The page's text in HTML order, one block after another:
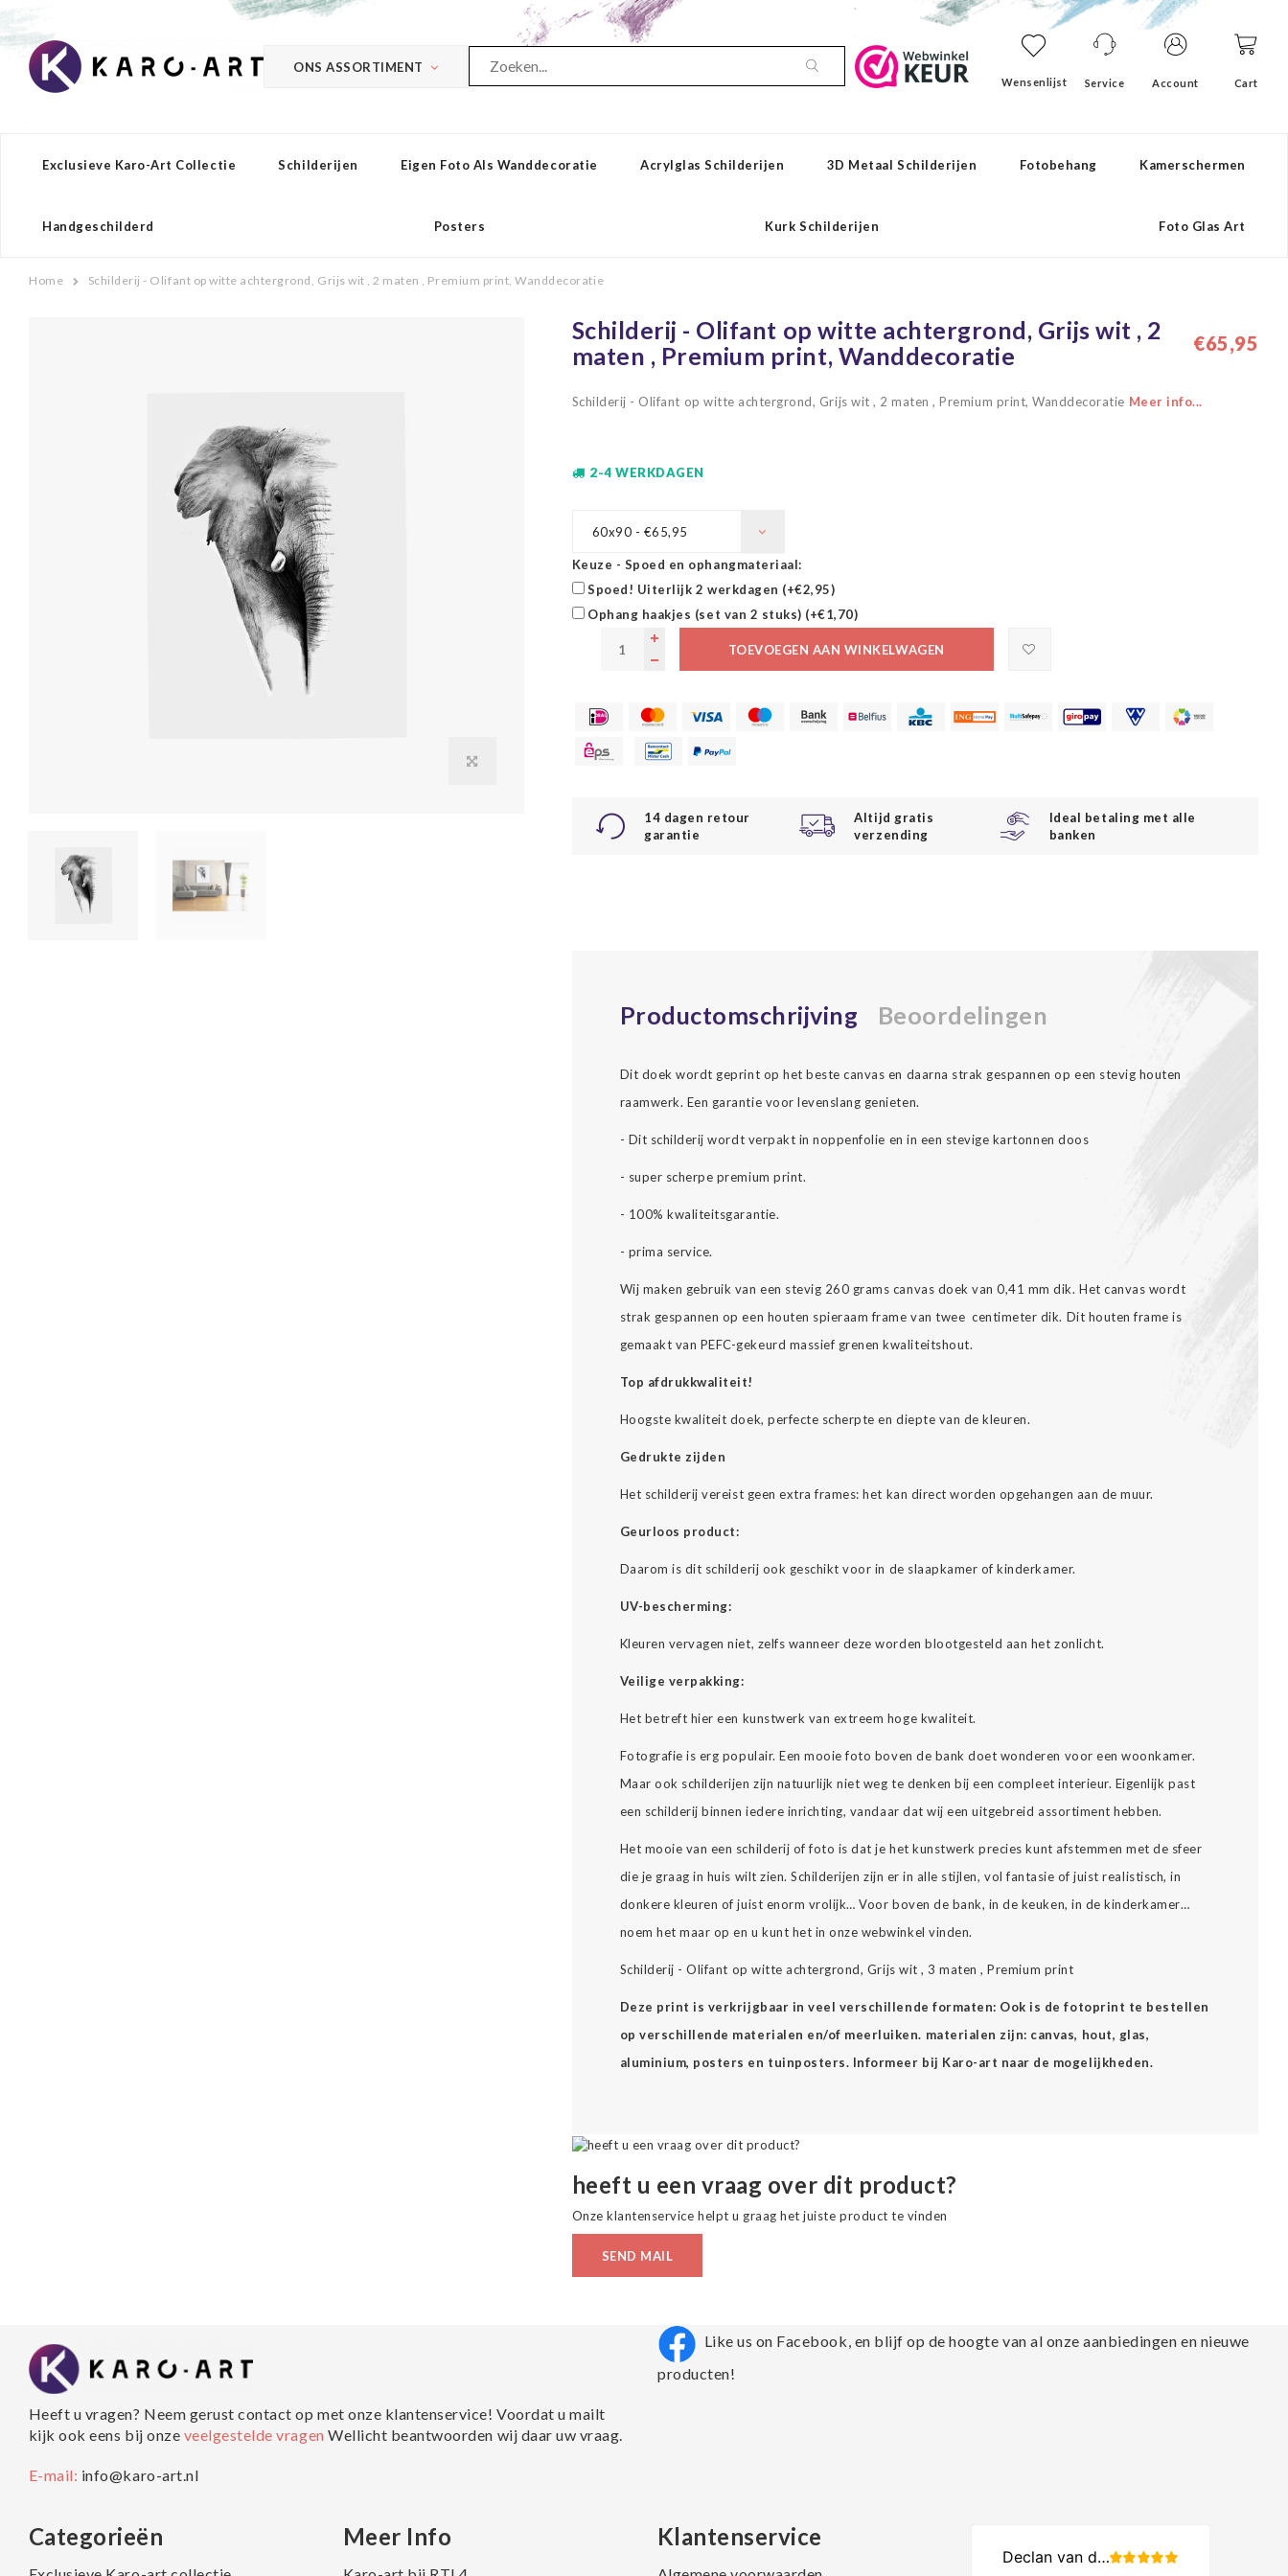
ONS ASSORTIMENT
Wensenlijst Service Account Cart
Exclusieve Karo-Art Collectie Schilderijen Eigen Foto Als Wanddecoratie Acrylglas Schilderijen 3D Metaal Schilderijen Fotobehang Kamerschermen
Handgeschilderd Posters Kurk Schilderijen Foto Glas Art
Home Schilderij - Olifant op witte achtergrond, Grijs wit , 2 maten , Premium print, Wanddecoratie
Schilderij - Olifant op witte achtergrond, Grijs wit , 2
maten , Premium print, Wanddecoratie
€65,95
Schilderij - Olifant op witte achtergrond, Grijs wit , 2 maten , Premium print, Wanddecoratie Meer info...
2-4 WERKDAGEN
60x90 - €65,95
Keuze - Spoed en ophangmateriaal:
Spoed! Uiterlijk 2 werkdagen (+€2,95)
Ophang haakjes (set van 2 stuks) (+€1,70)
TOEVOEGEN AAN WINKELWAGEN
14 dagen retour
garantie
Altijd gratis
verzending
Ideal betaling met alle
banken
Productomschrijving Beoordelingen
Dit doek wordt geprint op het beste canvas en daarna strak gespannen op een stevig houten
raamwerk. Een garantie voor levenslang genieten.
- Dit schilderij wordt verpakt in noppenfolie en in een stevige kartonnen doos
- super scherpe premium print.
- 100% kwaliteitsgarantie.
- prima service.
Wij maken gebruik van een stevig 260 grams canvas doek van 0,41 mm dik. Het canvas wordt
strak gespannen op een houten spieraam frame van twee centimeter dik. Dit houten frame is
gemaakt van PEFC-gekeurd massief grenen kwaliteitshout.
Top afdrukkwaliteit!
Hoogste kwaliteit doek, perfecte scherpte en diepte van de kleuren.
Gedrukte zijden
Het schilderij vereist geen extra frames: het kan direct worden opgehangen aan de muur.
Geurloos product:
Daarom is dit schilderij ook geschikt voor in de slaapkamer of kinderkamer.
UV-bescherming:
Kleuren vervagen niet, zelfs wanneer deze worden blootgesteld aan het zonlicht.
Veilige verpakking:
Het betreft hier een kunstwerk van extreem hoge kwaliteit.
Fotografie is erg populair. Een mooie foto boven de bank doet wonderen voor een woonkamer.
Maar ook schilderijen zijn natuurlijk niet weg te denken bij een compleet interieur. Eigenlijk past
een schilderij binnen iedere inrichting, vandaar dat wij een uitgebreid assortiment hebben.
Het mooie van een schilderij of foto is dat je het kunstwerk precies kunt afstemmen met de sfeer
die je graag in huis wilt zien. Schilderijen zijn er in alle stijlen, vol fantasie of juist realistisch, in
donkere kleuren of juist enorm vrolijk… Voor boven de bank, in de keuken, in de kinderkamer…
noem het maar op en u kunt het in onze webwinkel vinden.
Schilderij - Olifant op witte achtergrond, Grijs wit , 3 maten , Premium print
Deze print is verkrijgbaar in veel verschillende formaten: Ook is de fotoprint te bestellen
op verschillende materialen en/of meerluiken. materialen zijn: canvas, hout, glas,
aluminium, posters en tuinposters. Informeer bij Karo-art naar de mogelijkheden.
heeft u een vraag over dit product?
Onze klantenservice helpt u graag het juiste product te vinden
SEND MAIL
Heeft u vragen? Neem gerust contact op met onze klantenservice! Voordat u mailt
kijk ook eens bij onze veelgestelde vragenWellicht beantwoorden wij daar uw vraag.
E-mail: info@karo-art.nl
Like us on Facebook, en blijf op de hoogte van al onze aanbiedingen en nieuwe
producten!
Categorieën Meer Info Klantenservice